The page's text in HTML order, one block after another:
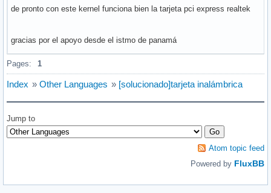
de pronto con este kernel funciona bien la tarjeta pci express realtek
gracias por el apoyo desde el istmo de panamá
Pages: 1
Index » Other Languages » [solucionado]tarjeta inalámbrica
Jump to
Atom topic feed
Powered by FluxBB